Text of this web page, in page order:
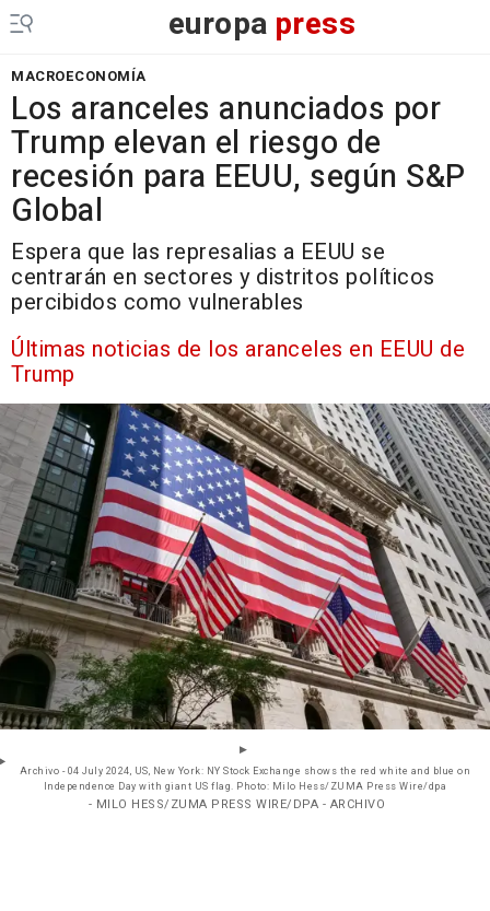
europa press
MACROECONOMÍA
Los aranceles anunciados por
Trump elevan el riesgo de
recesión para EEUU, según S&P
Global
Espera que las represalias a EEUU se
centrarán en sectores y distritos políticos
percibidos como vulnerables
Últimas noticias de los aranceles en EEUU de
Trump
Archivo - 04 July 2024, US, New York: NY Stock Exchange shows the red white and blue on
Independence Day with giant US flag. Photo: Milo Hess/ZUMA Press Wire/dpa
- MILO HESS/ZUMA PRESS WIRE/DPA - ARCHIVO